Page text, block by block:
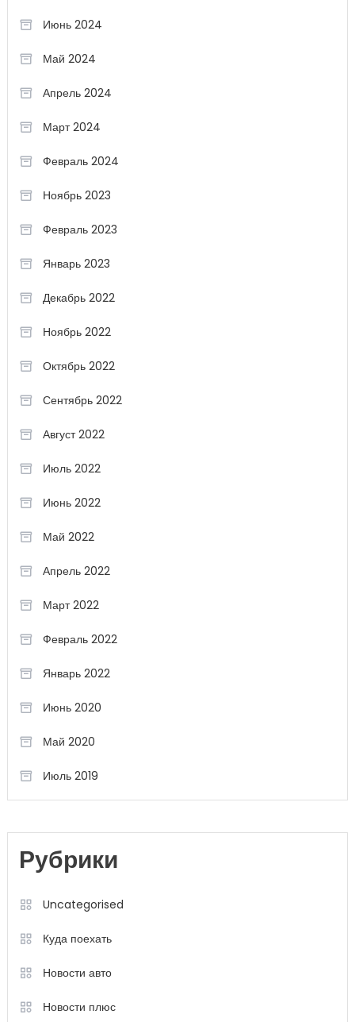
Июнь 2024
Май 2024
Апрель 2024
Март 2024
Февраль 2024
Ноябрь 2023
Февраль 2023
Январь 2023
Декабрь 2022
Ноябрь 2022
Октябрь 2022
Сентябрь 2022
Август 2022
Июль 2022
Июнь 2022
Май 2022
Апрель 2022
Март 2022
Февраль 2022
Январь 2022
Июнь 2020
Май 2020
Июль 2019
Рубрики
Uncategorised
Куда поехать
Новости авто
Новости плюс